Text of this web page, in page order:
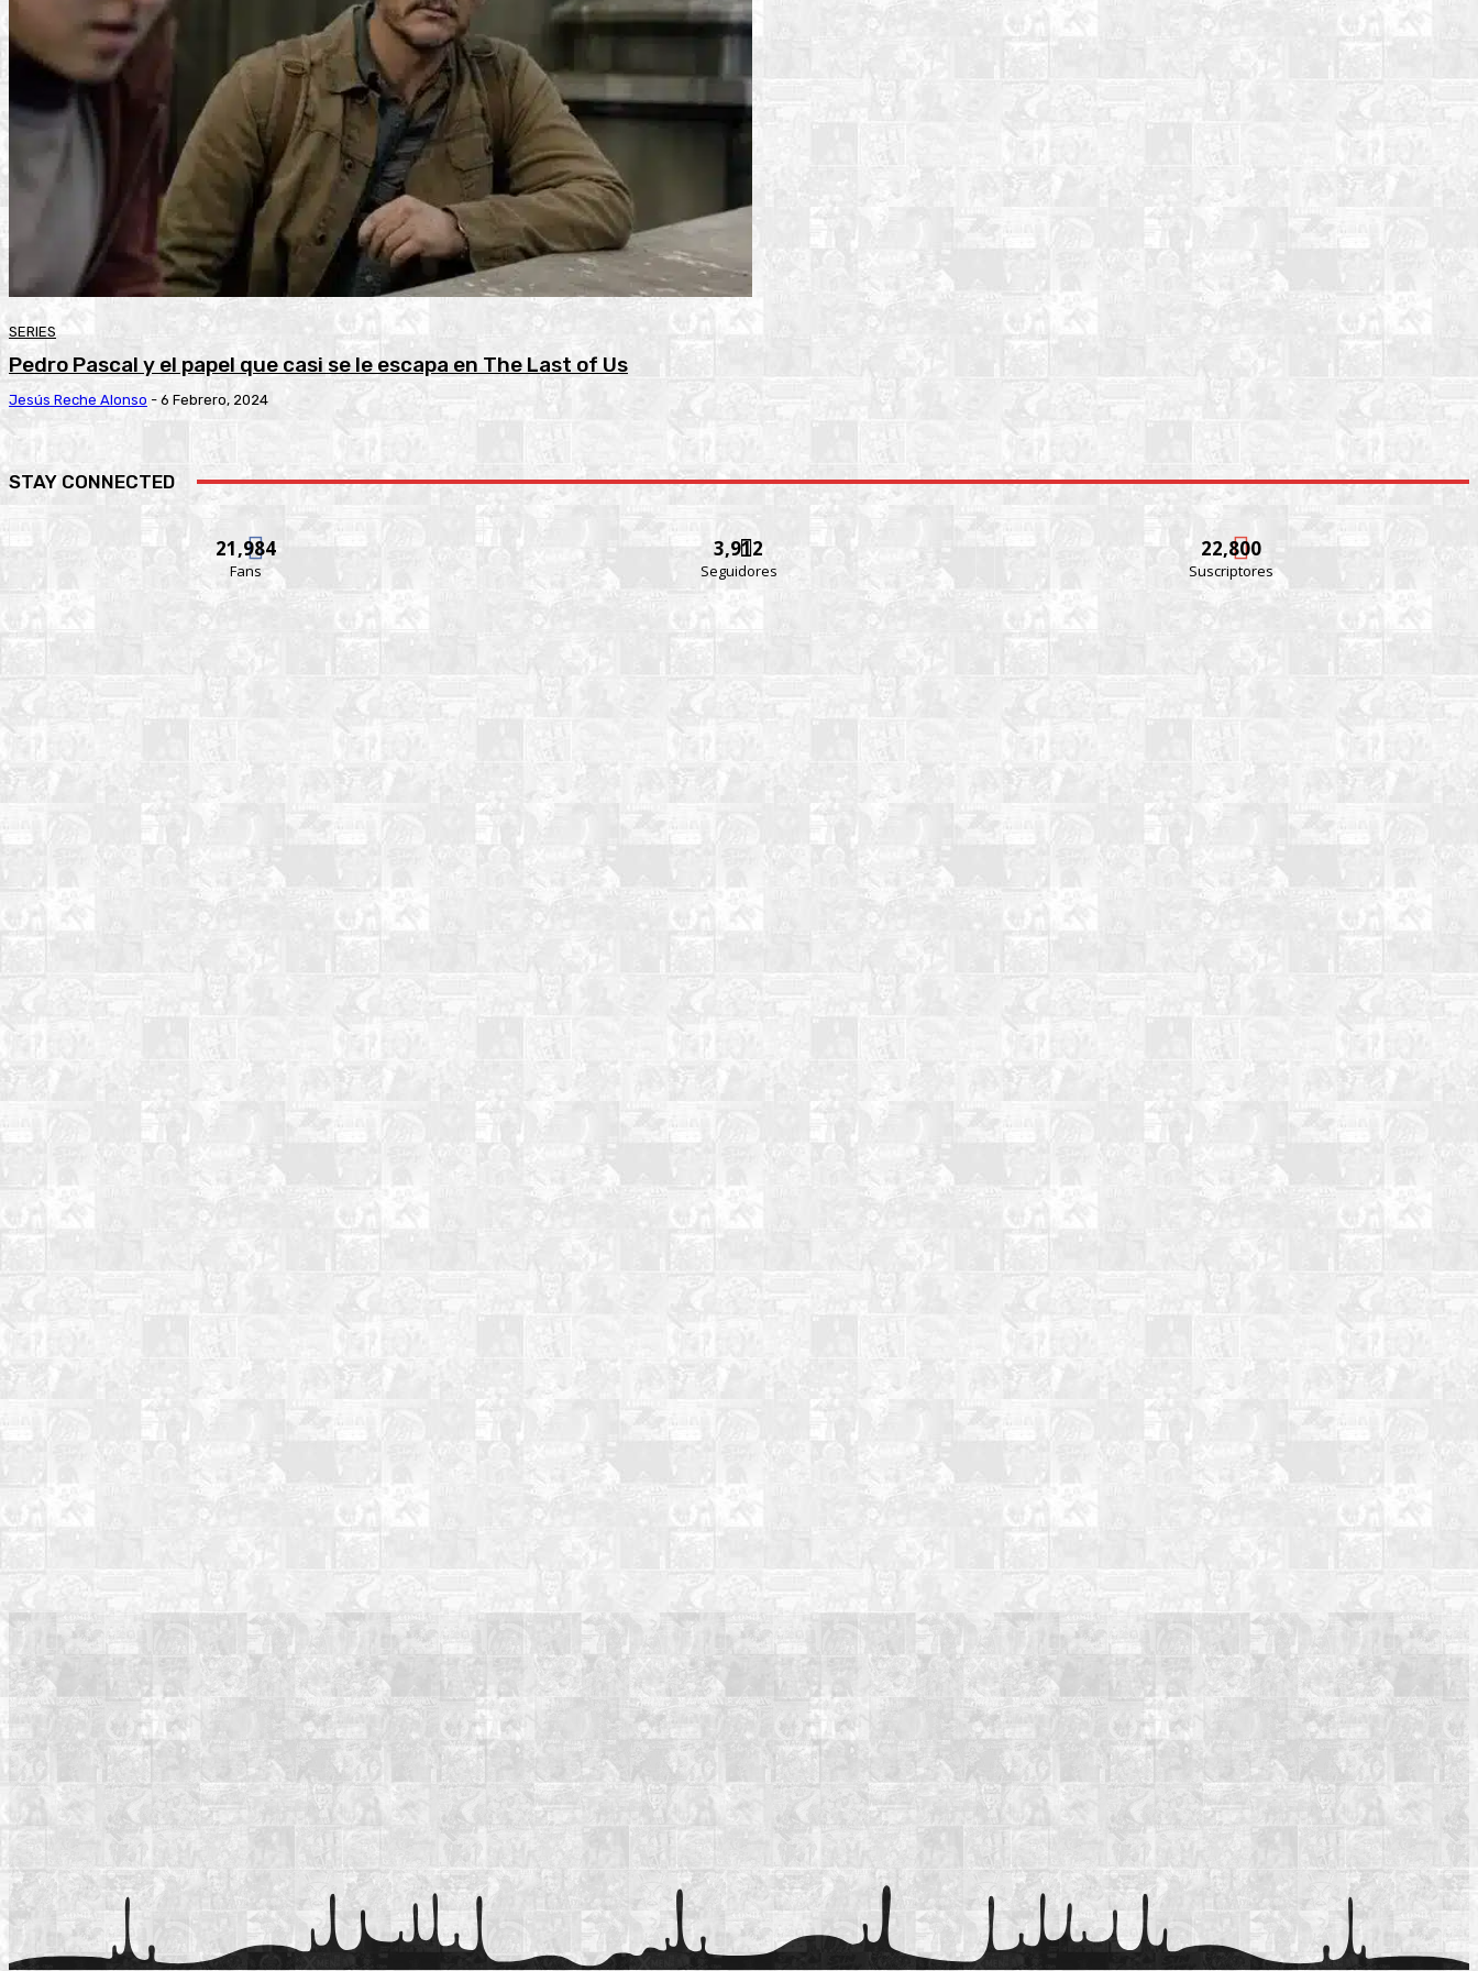
SERIES
Pedro Pascal y el papel que casi se le escapa en The Last of Us
Jesús Reche Alonso - 6 Febrero, 2024
STAY CONNECTED
21,984
Fans
3,912
Seguidores
22,800
Suscriptores